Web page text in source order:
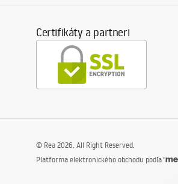
Certifikáty a partneri
© Rea 2026. All Right Reserved.
Platforma elektronického obchodu podľa